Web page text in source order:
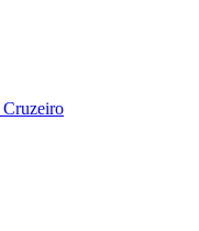
Cruzeiro